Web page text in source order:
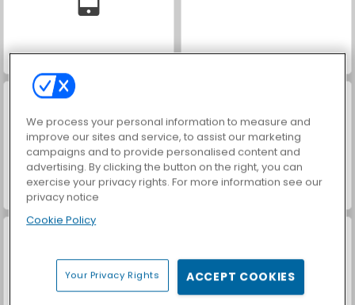
ASMR Makeover & Makeup Studio
We process your personal information to measure and
improve our sites and service, to assist our marketing
campaigns and to provide personalised content and
advertising. By clicking the button on the right, you can
exercise your privacy rights. For more information see our
privacy notice
Cookie Policy
Your Privacy Rights ACCEPT COOKIES